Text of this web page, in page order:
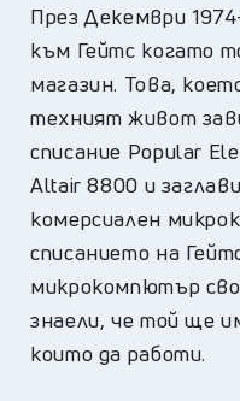
През Декември
към Гейтс когато
магазин. Това,
техният живот
списание Popular
Altair 8800 и
комерсиален
списанието на
микрокомпютър
знаели, че той ще
които да работи.